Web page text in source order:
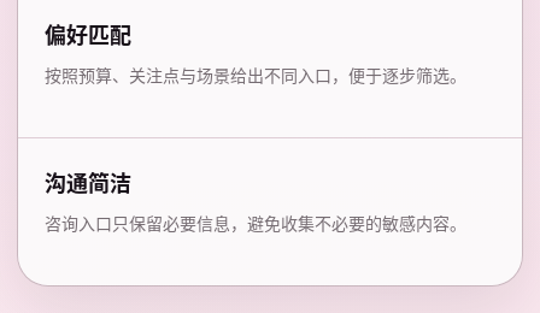
偏好匹配
按照预算、关注点与场景给出不同入口，便于逐步筛选。
沟通简洁
咨询入口只保留必要信息，避免收集不必要的敏感内容。